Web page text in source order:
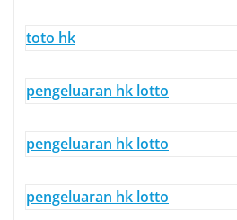
toto hk
pengeluaran hk lotto
pengeluaran hk lotto
pengeluaran hk lotto